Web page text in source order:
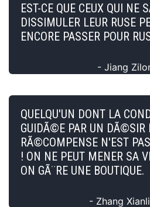
EST-CE QUE CEUX QUI NE
DISSIMULER LEUR RUSE
ENCORE PASSER POUR
- Jiang
QUELQU'UN DONT LA
GUIDÃ©E PAR UN DÃ©SIR
RÃ©COMPENSE N'EST
! ON NE PEUT MENER SA
ON GÃ¨RE UNE BOUTIQUE.
- Zhang